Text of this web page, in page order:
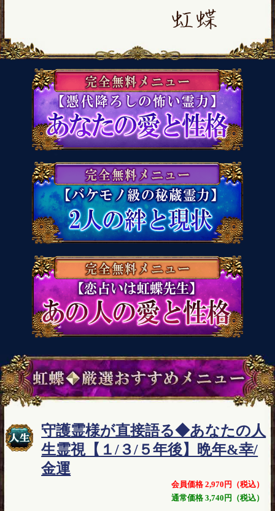
守護霊様が直接語る◆あなたの人
生霊視【１/３/５年後】晩年&幸/
金運
会員価格 2,970円（税込）
通常価格 3,740円（税込）